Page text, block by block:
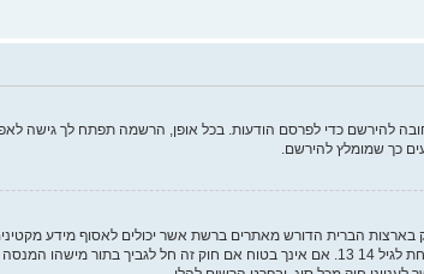
כדי לפרסם הודעות. בכל אופן, הרשמה תפתח לך גישה
כך שמומלץ להירשם.
מאפוטרופוס חוקי, המאפשר את איסוף פרטי הזיהוי האישיים מקטין מתחת לגיל 14 13.